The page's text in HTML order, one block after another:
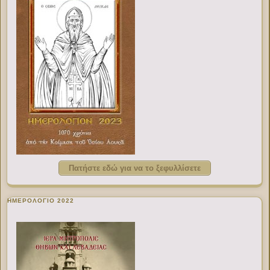
Πατήστε εδώ για να το ξεφυλλίσετε
ΗΜΕΡΟΛΟΓΙΟ 2022